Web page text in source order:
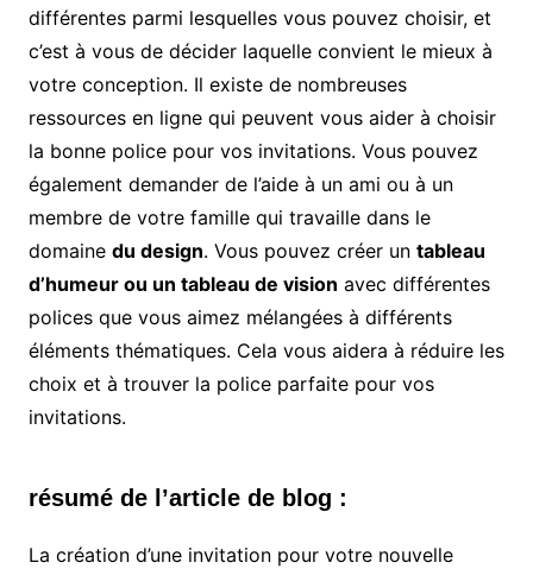
différentes parmi lesquelles vous pouvez choisir, et
c’est à vous de décider laquelle convient le mieux à
votre conception. Il existe de nombreuses
ressources en ligne qui peuvent vous aider à choisir
la bonne police pour vos invitations. Vous pouvez
également demander de l’aide à un ami ou à un
membre de votre famille qui travaille dans le
domaine du design. Vous pouvez créer un tableau
d’humeur ou un tableau de vision avec différentes
polices que vous aimez mélangées à différents
éléments thématiques. Cela vous aidera à réduire les
choix et à trouver la police parfaite pour vos
invitations.
résumé de l’article de blog :
La création d’une invitation pour votre nouvelle